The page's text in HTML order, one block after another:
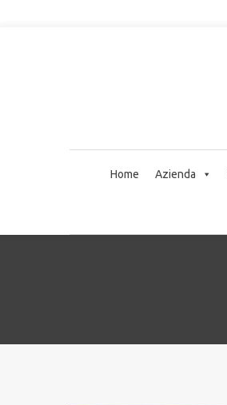
Home Azienda